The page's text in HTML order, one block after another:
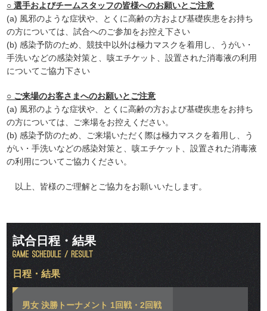
○ 選手およびチームスタッフの皆様へのお願いとご注意
(a) 風邪のような症状や、とくに高齢の方および基礎疾患をお持ち
の方については、試合へのご参加をお控え下さい
(b) 感染予防のため、競技中以外は極力マスクを着用し、うがい・
手洗いなどの感染対策と、咳エチケット、設置された消毒液の利用
についてご協力下さい
○ ご来場のお客さまへのお願いとご注意
(a) 風邪のような症状や、とくに高齢の方および基礎疾患をお持ち
の方については、ご来場をお控えください。
(b) 感染予防のため、ご来場いただく際は極力マスクを着用し、う
がい・手洗いなどの感染対策と、咳エチケット、設置された消毒液
の利用についてご協力ください。
以上、皆様のご理解とご協力をお願いいたします。
試合日程・結果
日程・結果
男女 決勝トーナメント 1回戦・2回戦